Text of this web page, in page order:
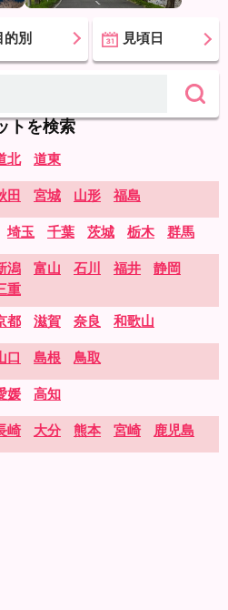
的別 見頃日
トを検索
北 道東
田 宮城 山形 福島
埼玉 千葉 茨城 栃木 群馬
潟 富山 石川 福井
静岡
重
都 滋賀 奈良 和歌山
口 島根 鳥取
媛 高知
崎 大分 熊本 宮崎 鹿児島